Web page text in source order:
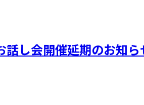
し会開催延期のお知ら